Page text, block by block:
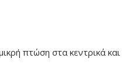
πτώση στα κεντρικά και